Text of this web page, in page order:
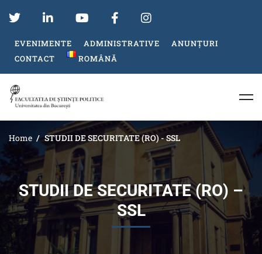
EVENIMENTE ADMINISTRATIVE
ANUNȚURI
CONTACT
ROMÂNĂ
Home STUDII DE SECURITATE (RO) - SSL
STUDII DE SECURITATE (RO) –
SSL